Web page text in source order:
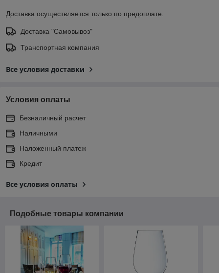
Доставка осуществляется только по предоплате.
Доставка "Самовывоз"
Транспортная компания
Все условия доставки
Условия оплаты
Безналичный расчет
Наличными
Наложенный платеж
Кредит
Все условия оплаты
Подобные товары компании